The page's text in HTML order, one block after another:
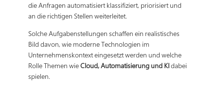
die Anfragen automatisiert klassifiziert, priorisiert und
an die richtigen Stellen weiterleitet.
Solche Aufgabenstellungen schaffen ein realistisches
Bild davon, wie moderne Technologien im
Unternehmenskontext eingesetzt werden und welche
Rolle Themen wieCloud, Automatisierung und KIdabei
spielen.